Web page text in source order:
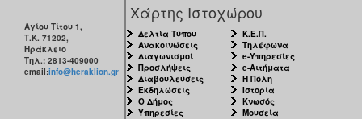
Αγίου Τίτου 1,
Τ.Κ. 71202,
Ηράκλειο
Τηλ.: 2813-409000
email:info@heraklion.gr
Χάρτης Ιστοχώρου
Δελτία Τύπου
Ανακοινώσεις
Διαγωνισμοί
Προσλήψεις
Διαβουλεύσεις
Εκδηλώσεις
Ο Δήμος
Υπηρεσίες
Κ.Ε.Π.
Τηλέφωνα
e-Υπηρεσίες
e-Αιτήματα
Η Πόλη
Ιστορία
Κνωσός
Μουσεία